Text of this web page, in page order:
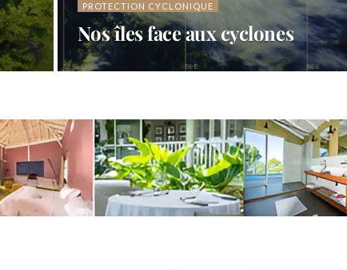
PROTECTION CYCLONIQUE
Nos îles face aux cyclones